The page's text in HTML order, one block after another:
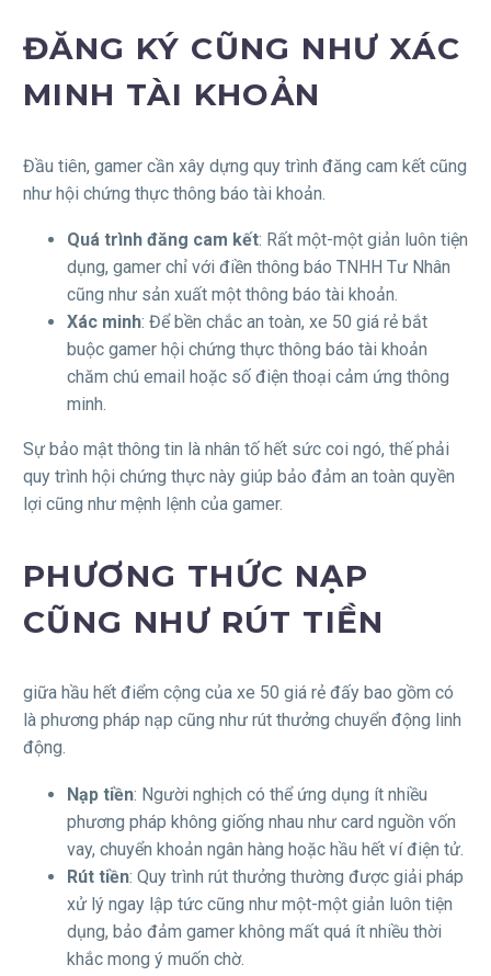
ĐĂNG KÝ CŨNG NHƯ XÁC
MINH TÀI KHOẢN
Đầu tiên, gamer cần xây dựng quy trình đăng cam kết cũng
như hội chứng thực thông báo tài khoản.
Quá trình đăng cam kết: Rất một-một giản luôn tiện
dụng, gamer chỉ với điền thông báo TNHH Tư Nhân
cũng như sản xuất một thông báo tài khoản.
Xác minh: Để bền chắc an toàn, xe 50 giá rẻ bắt
buộc gamer hội chứng thực thông báo tài khoản
chăm chú email hoặc số điện thoại cảm ứng thông
minh.
Sự bảo mật thông tin là nhân tố hết sức coi ngó, thế phải
quy trình hội chứng thực này giúp bảo đảm an toàn quyền
lợi cũng như mệnh lệnh của gamer.
PHƯƠNG THỨC NẠP
CŨNG NHƯ RÚT TIỀN
giữa hầu hết điểm cộng của xe 50 giá rẻ đấy bao gồm có
là phương pháp nạp cũng như rút thưởng chuyển động linh
động.
Nạp tiền: Người nghịch có thể ứng dụng ít nhiều
phương pháp không giống nhau như card nguồn vốn
vay, chuyển khoản ngân hàng hoặc hầu hết ví điện tử.
Rút tiền: Quy trình rút thưởng thường được giải pháp
xử lý ngay lập tức cũng như một-một giản luôn tiện
dụng, bảo đảm gamer không mất quá ít nhiều thời
khắc mong ý muốn chờ.